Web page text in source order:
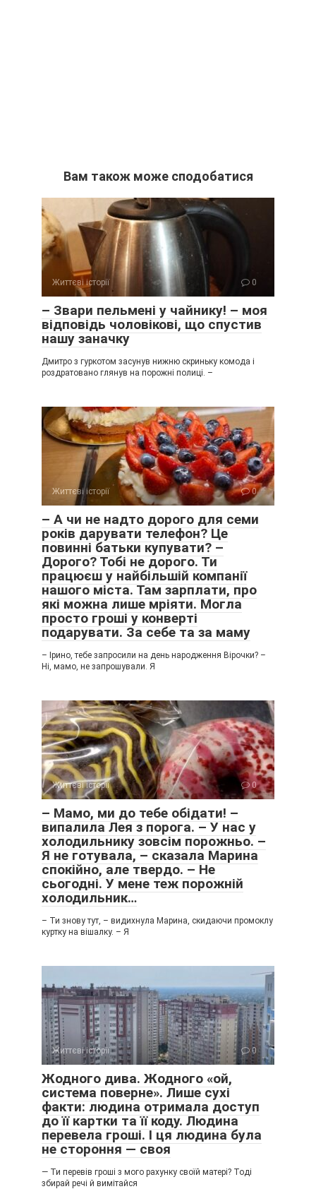
Вам також може сподобатися
Життєві історії 0
– Звари пельмені у чайнику! – моя
відповідь чоловікові, що спустив
нашу заначку
Дмитро з гуркотом засунув нижню скриньку комода і
роздратовано глянув на порожні полиці. –
Життєві історії 0
– А чи не надто дорого для семи
років дарувати телефон? Це
повинні батьки купувати? –
Дорого? Тобі не дорого. Ти
працюєш у найбільшій компанії
нашого міста. Там зарплати, про
які можна лише мріяти. Могла
просто гроші у конверті
подарувати. За себе та за маму
– Ірино, тебе запросили на день народження Вірочки? –
Ні, мамо, не запрошували. Я
Життєві історії 0
– Мамо, ми до тебе обідати! –
випалила Лея з порога. – У нас у
холодильнику зовсім порожньо. –
Я не готувала, – сказала Марина
спокійно, але твердо. – Не
сьогодні. У мене теж порожній
холодильник…
– Ти знову тут, – видихнула Марина, скидаючи промоклу
куртку на вішалку. – Я
Життєві історії 0
Жодного дива. Жодного «ой,
система поверне». Лише сухі
факти: людина отримала доступ
до її картки та її коду. Людина
перевела гроші. І ця людина була
не стороння — своя
— Ти перевів гроші з мого рахунку своїй матері? Тоді
збирай речі й вимітайся